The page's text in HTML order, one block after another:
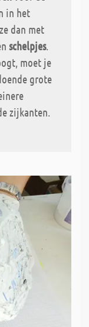
in het
dan met
schelpjes.
moet je
grote
zijkanten.